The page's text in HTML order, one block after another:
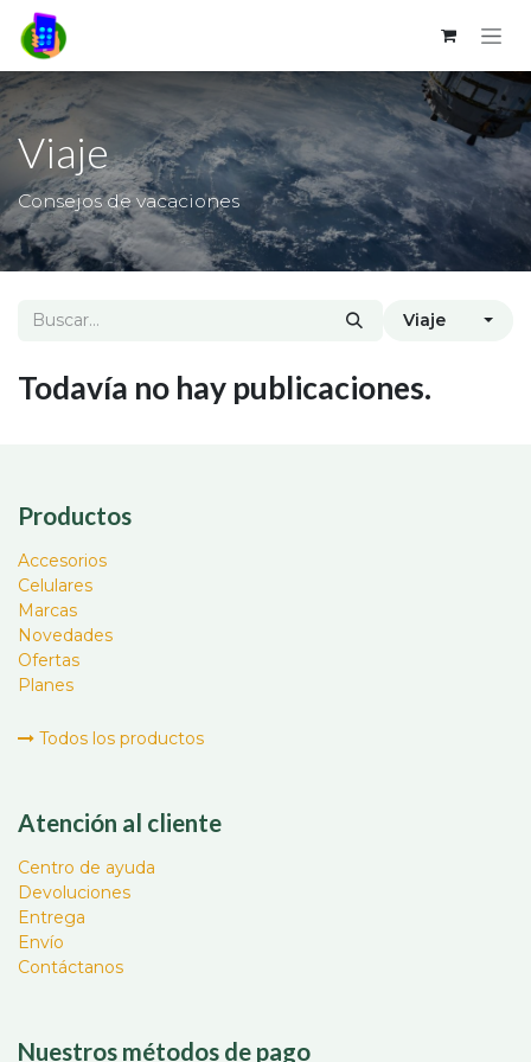
Ir al contenido
Viaje
Consejos de vacaciones
Viaje
Todavía no hay publicaciones.
Productos
Accesorios
Celulares
Marcas
Novedades
Ofertas
Planes
Todos los productos
Atención al cliente
Centro de ayuda
Devoluciones
Entrega
Envío
Contáctanos
Nuestros métodos de pago